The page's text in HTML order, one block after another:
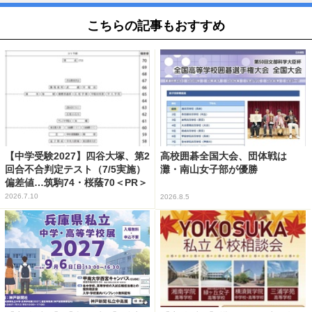
こちらの記事もおすすめ
【中学受験2027】四谷大塚、第2
回合不合判定テスト（7/5実施）
偏差値…筑駒74・桜蔭70＜PR＞
2026.7.10
高校囲碁全国大会、団体戦は
灘・南山女子部が優勝
2026.8.5